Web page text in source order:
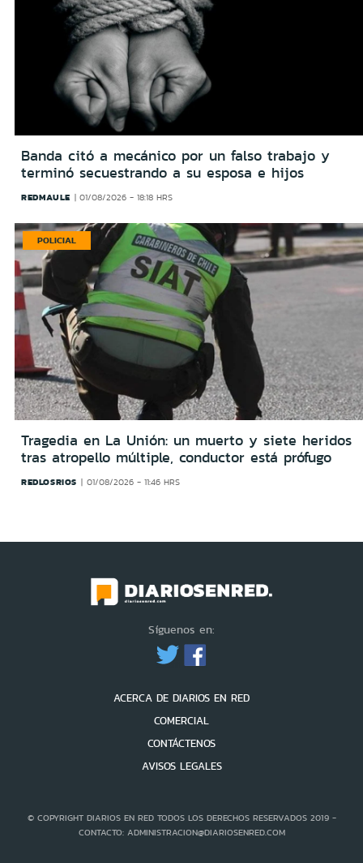
Banda citó a mecánico por un falso trabajo y
terminó secuestrando a su esposa e hijos
REDMAULE 01/08/2026 - 18:18 HRS
POLICIAL
Tragedia en La Unión: un muerto y siete heridos
tras atropello múltiple, conductor está prófugo
REDLOSRIOS 01/08/2026 - 11:46 HRS
Síguenos en:
ACERCA DE DIARIOS EN RED
COMERCIAL
CONTÁCTENOS
AVISOS LEGALES
© COPYRIGHT DIARIOS EN RED TODOS LOS DERECHOS RESERVADOS 2019 -
CONTACTO: ADMINISTRACION@DIARIOSENRED.COM